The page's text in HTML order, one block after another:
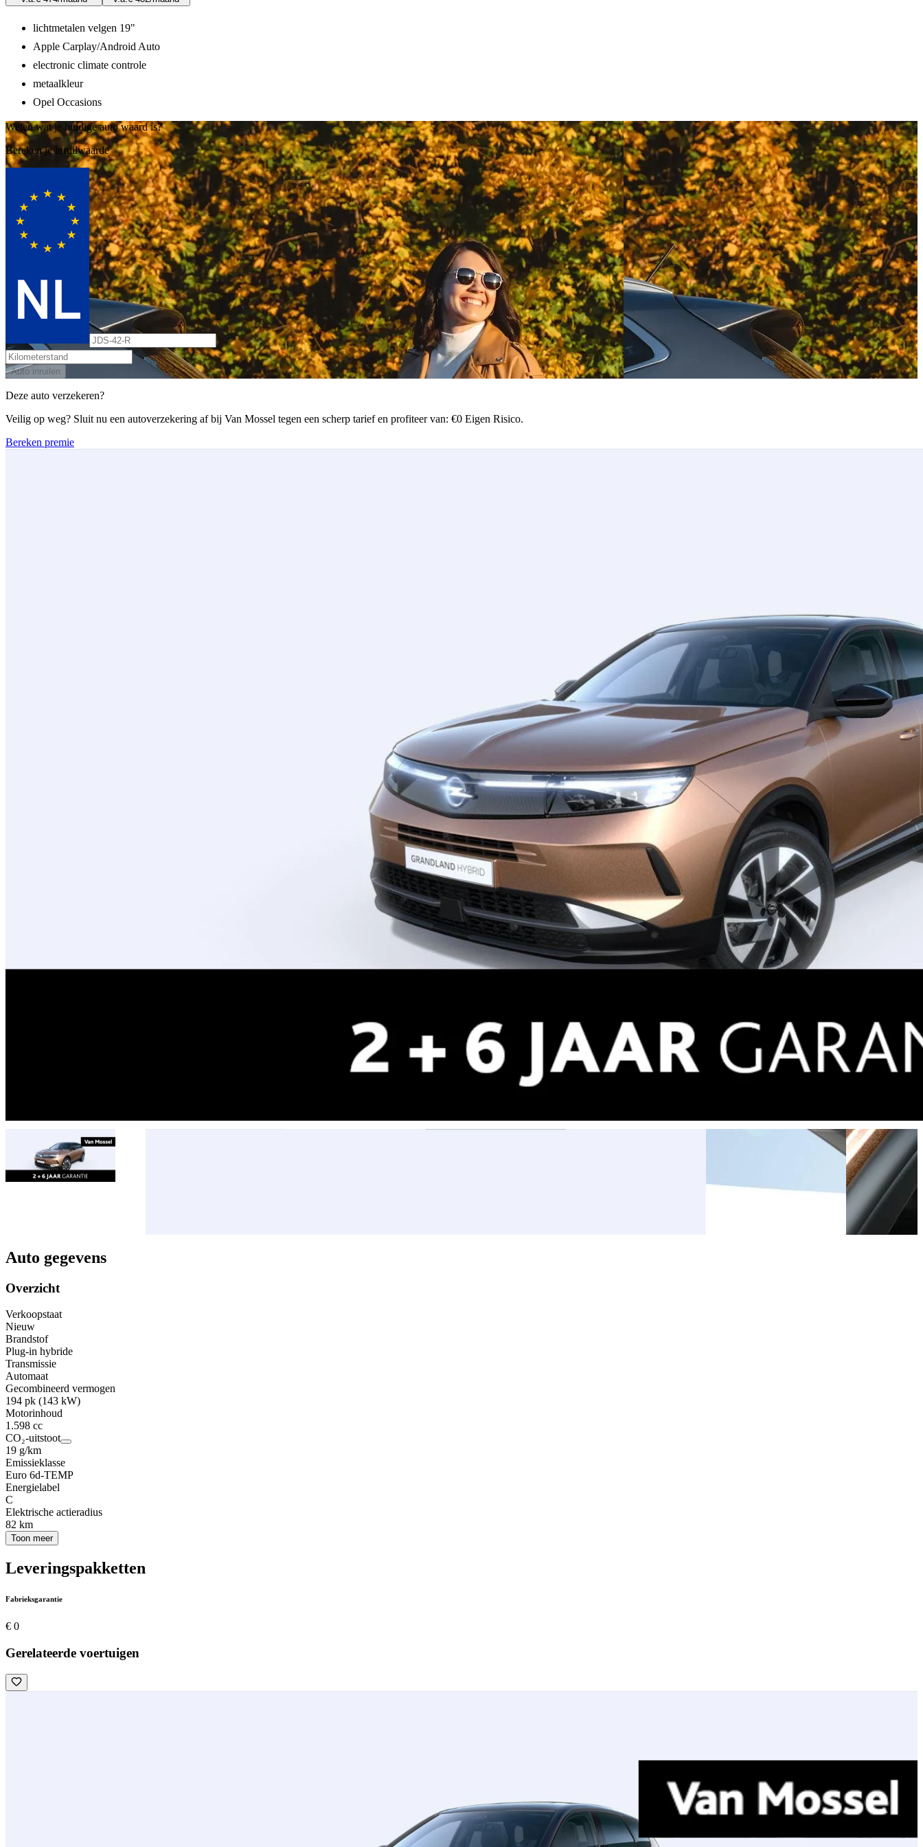
lichtmetalen velgen 19"
Apple Carplay/Android Auto
electronic climate controle
metaalkleur
Opel Occasions
Weten wat je huidige auto waard is?
Bereken je inruilwaarde
Auto inruilen
Deze auto verzekeren?
Veilig op weg? Sluit nu een autoverzekering af bij Van Mossel tegen een scherp tarief en profiteer van: €0 Eigen Risico.
Bereken premie
Auto gegevens
Overzicht
Verkoopstaat
Nieuw
Brandstof
Plug-in hybride
Transmissie
Automaat
Gecombineerd vermogen
194 pk (143 kW)
Motorinhoud
1.598 cc
CO₂-uitstoot
19 g/km
Emissieklasse
Euro 6d-TEMP
Energielabel
C
Elektrische actieradius
82 km
Toon meer
Leveringspakketten
Fabrieksgarantie
€ 0
Gerelateerde voertuigen